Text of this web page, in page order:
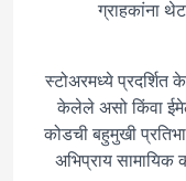
ग्राहकांना
स्टोअरमध्ये प्रदर्शित
केलेले असो किंवा
कोडची बहुमुखी
अभिप्राय सामायिक